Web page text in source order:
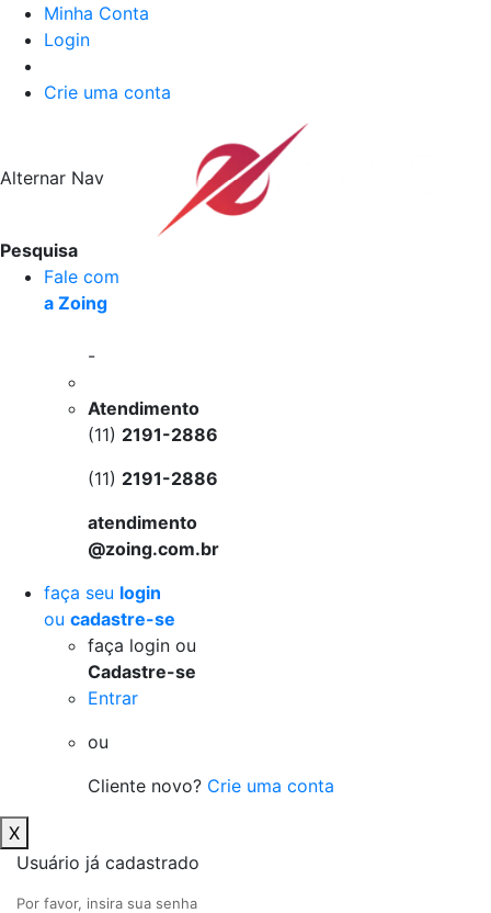
Minha Conta
Login
Crie uma conta
Alternar Nav
Pesquisa
Fale com
a Zoing
-
Atendimento
(11) 2191-2886
(11) 2191-2886
atendimento
@zoing.com.br
faça seu login
ou cadastre-se
faça login ou
Cadastre-se
Entrar
ou
Cliente novo? Crie uma conta
X
Usuário já cadastrado
Por favor, insira sua senha